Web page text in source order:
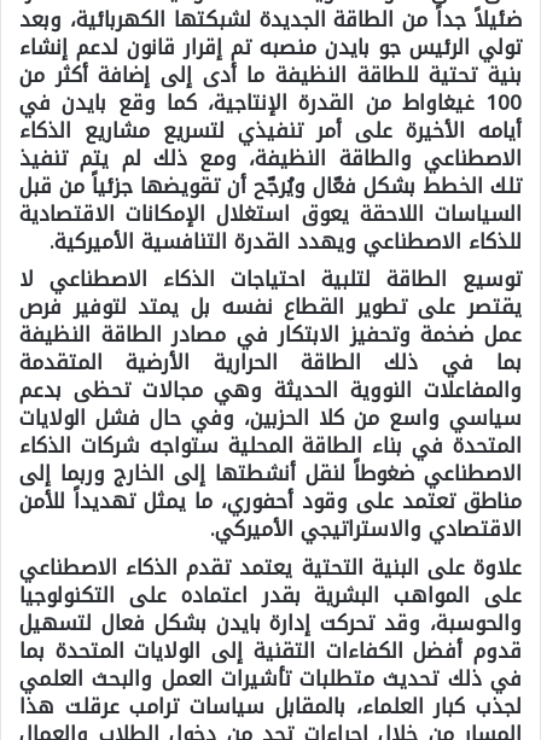
ضئيلاً جداً من الطاقة الجديدة لشبكتها الكهربائية، وبعد
تولي الرئيس جو بايدن منصبه تم إقرار قانون لدعم إنشاء
بنية تحتية للطاقة النظيفة ما أدى إلى إضافة أكثر من
100 غيغاواط من القدرة الإنتاجية، كما وقع بايدن في
أيامه الأخيرة على أمر تنفيذي لتسريع مشاريع الذكاء
الاصطناعي والطاقة النظيفة، ومع ذلك لم يتم تنفيذ
تلك الخطط بشكل فعّال ويُرجّح أن تقويضها جزئياً من قبل
السياسات اللاحقة يعوق استغلال الإمكانات الاقتصادية
للذكاء الاصطناعي ويهدد القدرة التنافسية الأميركية.
توسيع الطاقة لتلبية احتياجات الذكاء الاصطناعي لا
يقتصر على تطوير القطاع نفسه بل يمتد لتوفير فرص
عمل ضخمة وتحفيز الابتكار في مصادر الطاقة النظيفة
بما في ذلك الطاقة الحرارية الأرضية المتقدمة
والمفاعلات النووية الحديثة وهي مجالات تحظى بدعم
سياسي واسع من كلا الحزبين، وفي حال فشل الولايات
المتحدة في بناء الطاقة المحلية ستواجه شركات الذكاء
الاصطناعي ضغوطاً لنقل أنشطتها إلى الخارج وربما إلى
مناطق تعتمد على وقود أحفوري، ما يمثل تهديداً للأمن
الاقتصادي والاستراتيجي الأميركي.
علاوة على البنية التحتية يعتمد تقدم الذكاء الاصطناعي
على المواهب البشرية بقدر اعتماده على التكنولوجيا
والحوسبة، وقد تحركت إدارة بايدن بشكل فعال لتسهيل
قدوم أفضل الكفاءات التقنية إلى الولايات المتحدة بما
في ذلك تحديث متطلبات تأشيرات العمل والبحث العلمي
لجذب كبار العلماء، بالمقابل سياسات ترامب عرقلت هذا